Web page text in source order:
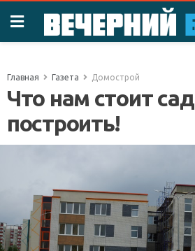
Главная Газета Домострой
Что нам стоит сад
построить!